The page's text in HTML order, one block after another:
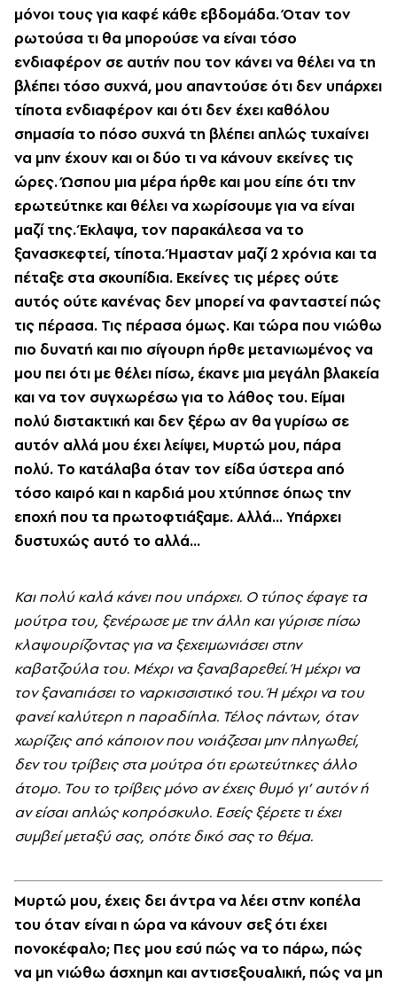
μόνοι τους για καφέ κάθε εβδομάδα. Όταν τον
ρωτούσα τι θα μπορούσε να είναι τόσο
ενδιαφέρον σε αυτήν που τον κάνει να θέλει να τη
βλέπει τόσο συχνά, μου απαντούσε ότι δεν υπάρχει
τίποτα ενδιαφέρον και ότι δεν έχει καθόλου
σημασία το πόσο συχνά τη βλέπει απλώς τυχαίνει
να μην έχουν και οι δύο τι να κάνουν εκείνες τις
ώρες. Ώσπου μια μέρα ήρθε και μου είπε ότι την
ερωτεύτηκε και θέλει να χωρίσουμε για να είναι
μαζί της. Έκλαψα, τον παρακάλεσα να το
ξανασκεφτεί, τίποτα. Ήμασταν μαζί 2 χρόνια και τα
πέταξε στα σκουπίδια. Εκείνες τις μέρες ούτε
αυτός ούτε κανένας δεν μπορεί να φανταστεί πώς
τις πέρασα. Τις πέρασα όμως. Και τώρα που νιώθω
πιο δυνατή και πιο σίγουρη ήρθε μετανιωμένος να
μου πει ότι με θέλει πίσω, έκανε μια μεγάλη βλακεία
και να τον συγχωρέσω για το λάθος του. Είμαι
πολύ διστακτική και δεν ξέρω αν θα γυρίσω σε
αυτόν αλλά μου έχει λείψει, Μυρτώ μου, πάρα
πολύ. Το κατάλαβα όταν τον είδα ύστερα από
τόσο καιρό και η καρδιά μου χτύπησε όπως την
εποχή που τα πρωτοφτιάξαμε. Αλλά... Υπάρχει
δυστυχώς αυτό το αλλά...
Και πολύ καλά κάνει που υπάρχει. Ο τύπος έφαγε τα
μούτρα του, ξενέρωσε με την άλλη και γύρισε πίσω
κλαψουρίζοντας για να ξεχειμωνιάσει στην
καβατζούλα του. Μέχρι να ξαναβαρεθεί. Ή μέχρι να
τον ξαναπιάσει το ναρκισσιστικό του. Ή μέχρι να του
φανεί καλύτερη η παραδίπλα. Τέλος πάντων, όταν
χωρίζεις από κάποιον που νοιάζεσαι μην πληγωθεί,
δεν του τρίβεις στα μούτρα ότι ερωτεύτηκες άλλο
άτομο. Του το τρίβεις μόνο αν έχεις θυμό γι’ αυτόν ή
αν είσαι απλώς κοπρόσκυλο. Εσείς ξέρετε τι έχει
συμβεί μεταξύ σας, οπότε δικό σας το θέμα.
Μυρτώ μου, έχεις δει άντρα να λέει στην κοπέλα
του όταν είναι η ώρα να κάνουν σεξ ότι έχει
πονοκέφαλο; Πες μου εσύ πώς να το πάρω, πώς
να μη νιώθω άσχημη και αντισεξουαλική, πώς να μη